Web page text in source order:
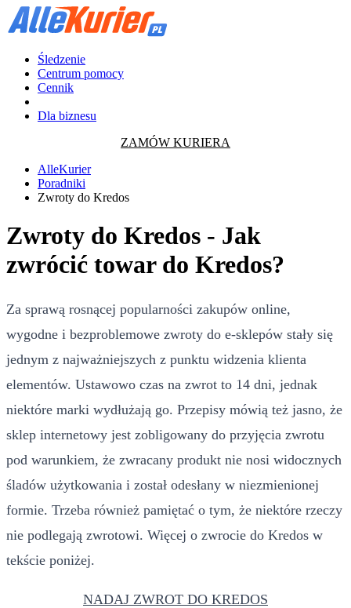
Śledzenie
Centrum pomocy
Cennik
Dla biznesu
ZAMÓW KURIERA
AlleKurier
Poradniki
Zwroty do Kredos
Zwroty do Kredos - Jak
zwrócić towar do Kredos?
Za sprawą rosnącej popularności zakupów online,
wygodne i bezproblemowe zwroty do e-sklepów stały się
jednym z najważniejszych z punktu widzenia klienta
elementów. Ustawowo czas na zwrot to 14 dni, jednak
niektóre marki wydłużają go. Przepisy mówią też jasno, że
sklep internetowy jest zobligowany do przyjęcia zwrotu
pod warunkiem, że zwracany produkt nie nosi widocznych
śladów użytkowania i został odesłany w niezmienionej
formie. Trzeba również pamiętać o tym, że niektóre rzeczy
nie podlegają zwrotowi. Więcej o zwrocie do Kredos w
tekście poniżej.
NADAJ ZWROT DO KREDOS